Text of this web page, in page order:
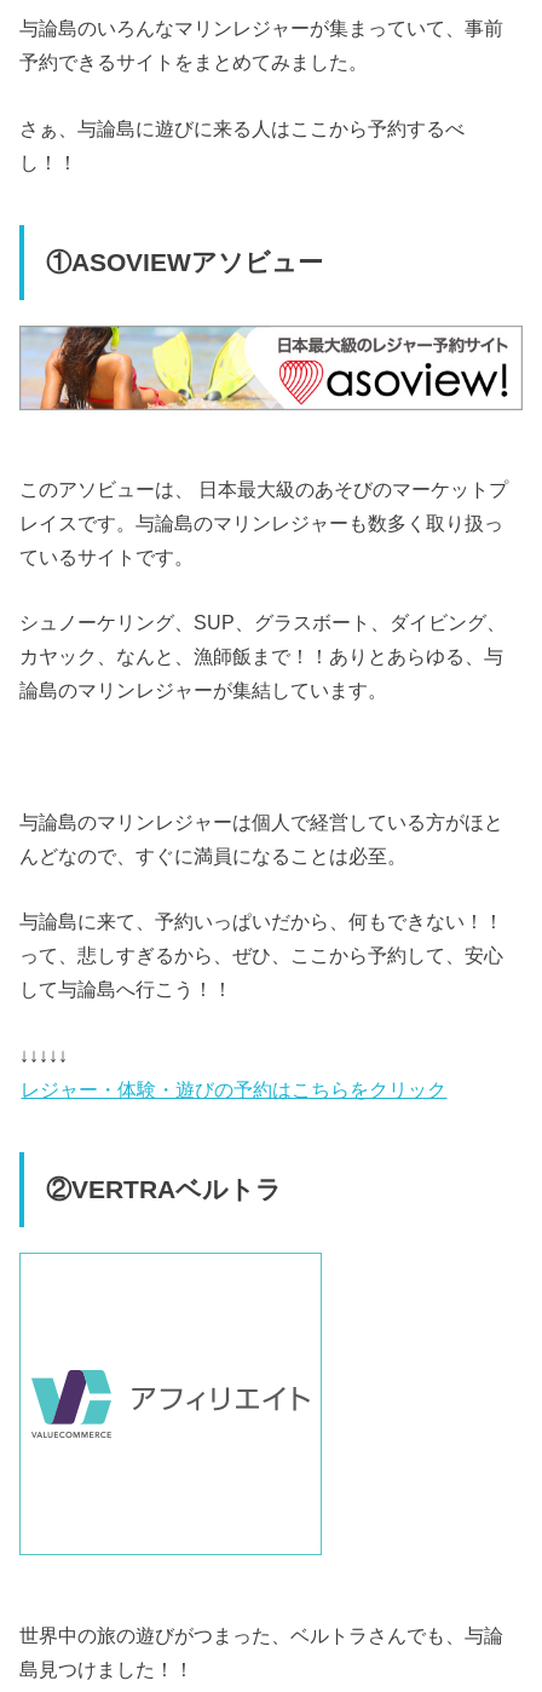
与論島のいろんなマリンレジャーが集まっていて、事前
予約できるサイトをまとめてみました。
さぁ、与論島に遊びに来る人はここから予約するべ
し！！
①ASOVIEWアソビュー
このアソビューは、 日本最大級のあそびのマーケットプ
レイスです。与論島のマリンレジャーも数多く取り扱っ
ているサイトです。
シュノーケリング、SUP、グラスボート、ダイビング、
カヤック、なんと、漁師飯まで！！ありとあらゆる、与
論島のマリンレジャーが集結しています。
与論島のマリンレジャーは個人で経営している方がほと
んどなので、すぐに満員になることは必至。
与論島に来て、予約いっぱいだから、何もできない！！
って、悲しすぎるから、ぜひ、ここから予約して、安心
して与論島へ行こう！！
↓↓↓↓↓
レジャー・体験・遊びの予約はこちらをクリック
②VERTRAベルトラ
世界中の旅の遊びがつまった、ベルトラさんでも、与論
島見つけました！！